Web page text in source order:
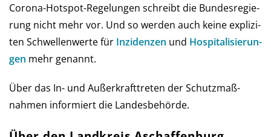
Corona-Hot­spot-Regelungen schreibt die Bun­des­re­gie­
rung nicht mehr vor. Und so wer­den auch keine ex­pli­zi­
ten Schwel­len­werte für Inzi­den­zen und Hos­pi­ta­li­sie­run­
gen mehr genannt.
Über das In- und Außer­kraft­treten der Schutz­maß­
nahmen infor­miert die Landes­behörde.